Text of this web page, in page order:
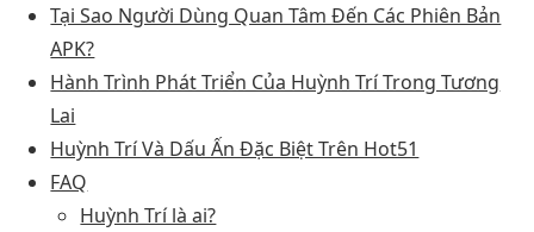
Tại Sao Người Dùng Quan Tâm Đến Các Phiên Bản
APK?
Hành Trình Phát Triển Của Huỳnh Trí Trong Tương
Lai
Huỳnh Trí Và Dấu Ấn Đặc Biệt Trên Hot51
FAQ
Huỳnh Trí là ai?